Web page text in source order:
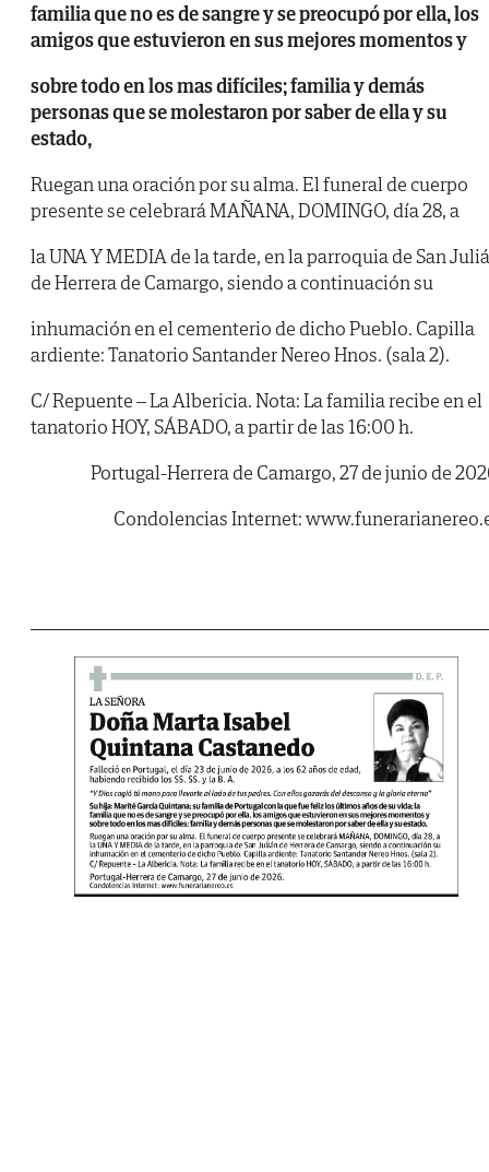
familia que no es de sangre y se preocupó por ella, los
amigos que estuvieron en sus mejores momentos y
sobre todo en los mas difíciles; familia y demás
personas que se molestaron por saber de ella y su
estado,
Ruegan una oración por su alma. El funeral de cuerpo
presente se celebrará MAÑANA, DOMINGO, día 28, a
la UNA Y MEDIA de la tarde, en la parroquia de San
de Herrera de Camargo, siendo a continuación su
inhumación en el cementerio de dicho Pueblo. Capilla
ardiente: Tanatorio Santander Nereo Hnos. (sala 2).
C/ Repuente – La Albericia. Nota: La familia recibe en el
tanatorio HOY, SÁBADO, a partir de las 16:00 h.
Portugal-Herrera de Camargo, 27 de junio de
Condolencias Internet: